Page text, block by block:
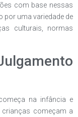
com base nessas
por uma variedade de
culturais, normas
na infância e
começam a